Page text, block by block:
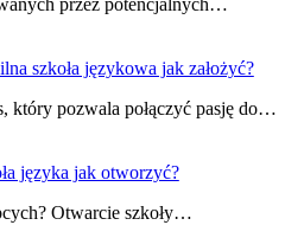
szkoła językowa jak założyć?
który pozwala połączyć pasję do…
języka jak otworzyć?
Otwarcie szkoły…